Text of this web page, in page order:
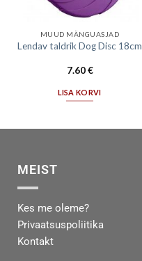
MUUD MÄNGUASJAD
Lendav taldrik Dog Disc 18cm
7.60€
LISA KORVI
MEIST
Kes me oleme?
Privaatsuspoliitika
Kontakt